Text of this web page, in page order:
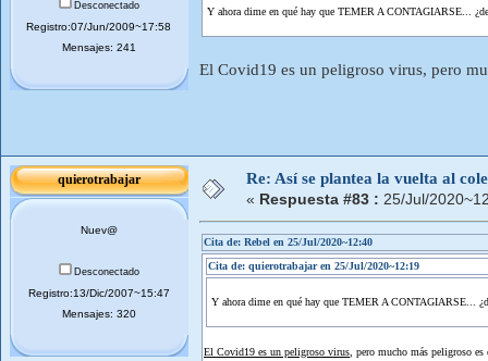
Desconectado
Registro:07/Jun/2009~17:58
Mensajes: 241
Y ahora dime en qué hay que TEMER A CONTAGIARSE...
El Covid19 es un peligroso virus, pero
quierotrabajar
Nuev@
Desconectado
Registro:13/Dic/2007~15:47
Mensajes: 320
Re: Así se plantea la vuelta al
« Respuesta #83 : 25/Jul/
Cita de: Rebel en 25/Jul/2020~12:40
Cita de: quierotrabajar en 25/Jul/2020~12:19
Y ahora dime en qué hay que TEMER A CONTAGIARSE...
El Covid19 es un peligroso virus , pero mucho más peligroso